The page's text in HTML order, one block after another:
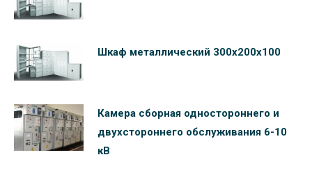
Шкаф металлический 300х200х100
Камера сборная одностороннего и
двухстороннего обслуживания 6-10
кВ